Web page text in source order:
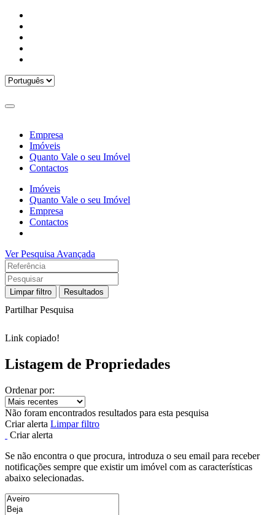
Empresa
Imóveis
Quanto Vale o seu Imóvel
Contactos
Imóveis
Quanto Vale o seu Imóvel
Empresa
Contactos
Ver Pesquisa Avançada
Limpar filtro Resultados
Partilhar Pesquisa
Link copiado!
Listagem de Propriedades
Ordenar por:
Não foram encontrados resultados para esta pesquisa
Criar alerta Limpar filtro
Criar alerta
Se não encontra o que procura, introduza o seu email para receber
notificações sempre que existir um imóvel com as características
abaixo selecionadas.